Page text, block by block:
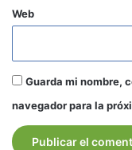
Web
Guarda mi nombre,
navegador para la